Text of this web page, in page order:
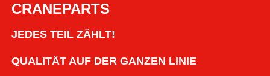
CRANEPARTS
JEDES TEIL ZÄHLT!
QUALITÄT AUF DER GANZEN LINIE